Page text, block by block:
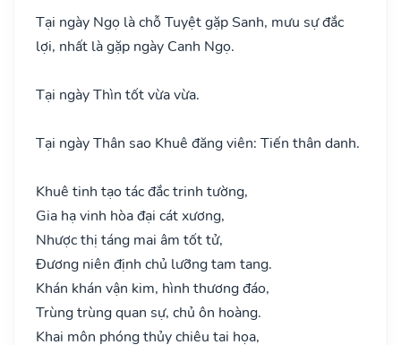
Tại ngày Ngọ là chỗ Tuyệt gặp Sanh, mưu sự đắc
lợi, nhất là gặp ngày Canh Ngọ.
Tại ngày Thìn tốt vừa vừa.
Tại ngày Thân sao Khuê đăng viên: Tiến thân danh.
Khuê tinh tạo tác đắc trinh tường,
Gia hạ vinh hòa đại cát xương,
Nhược thị táng mai âm tốt tử,
Đương niên định chủ lưỡng tam tang.
Khán khán vận kim, hình thương đáo,
Trùng trùng quan sự, chủ ôn hoàng.
Khai môn phóng thủy chiêu tai họa,